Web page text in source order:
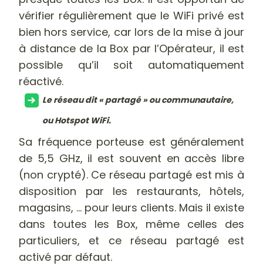
vérifier régulièrement que le WiFi privé est
bien hors service, car lors de la mise à jour
à distance de la Box par l’Opérateur, il est
possible qu’il soit automatiquement
réactivé.
Le réseau dit « partagé » ou communautaire,
ou Hotspot WiFi.
Sa fréquence porteuse est généralement
de 5,5 GHz, il est souvent en accès libre
(non crypté). Ce réseau partagé est mis à
disposition par les restaurants, hôtels,
magasins, … pour leurs clients. Mais il existe
dans toutes les Box, même celles des
particuliers, et ce réseau partagé est
activé par défaut.